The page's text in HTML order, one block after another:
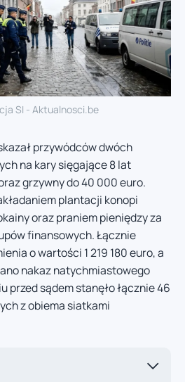
SI - Aktualnosci.be
przywódców dwóch
na kary sięgające 8 lat
grzywny do 40 000 euro.
plantacji konopi
oraz praniem pieniędzy za
finansowych. Łącznie
o wartości 1 219 180 euro, a
nakaz natychmiastowego
przed sądem stanęło łącznie 46
z obiema siatkami